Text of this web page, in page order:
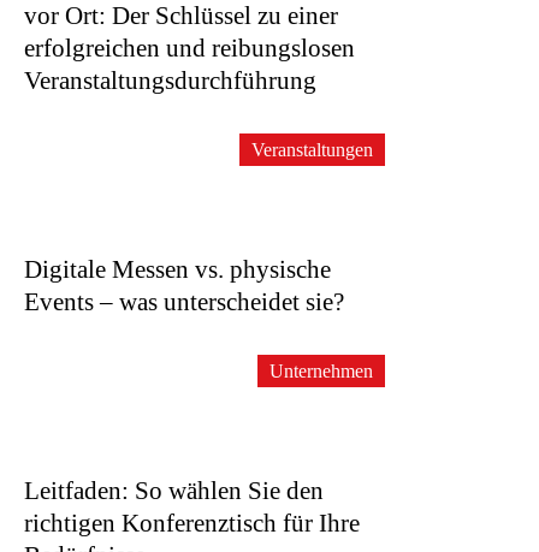
vor Ort: Der Schlüssel zu einer
erfolgreichen und reibungslosen
Veranstaltungsdurchführung
Digitale Messen vs. physische
Events – was unterscheidet sie?
Veranstaltungen
Leitfaden: So wählen Sie den
richtigen Konferenztisch für Ihre
Unternehmen